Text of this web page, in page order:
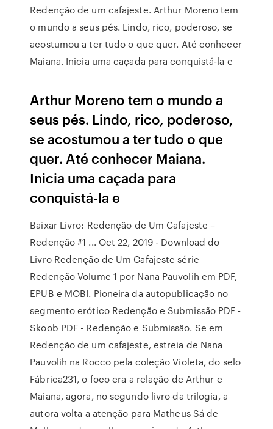
Redenção de um cafajeste. Arthur Moreno tem
o mundo a seus pés. Lindo, rico, poderoso, se
acostumou a ter tudo o que quer. Até conhecer
Maiana. Inicia uma caçada para conquistá-la e
Arthur Moreno tem o mundo a
seus pés. Lindo, rico, poderoso,
se acostumou a ter tudo o que
quer. Até conhecer Maiana.
Inicia uma caçada para
conquistá-la e
Baixar Livro: Redenção de Um Cafajeste –
Redenção #1 ... Oct 22, 2019 - Download do
Livro Redenção de Um Cafajeste série
Redenção Volume 1 por Nana Pauvolih em PDF,
EPUB e MOBI. Pioneira da autopublicação no
segmento erótico Redenção e Submissão PDF -
Skoob PDF - Redenção e Submissão. Se em
Redenção de um cafajeste, estreia de Nana
Pauvolih na Rocco pela coleção Violeta, do selo
Fábrica231, o foco era a relação de Arthur e
Maiana, agora, no segundo livro da trilogia, a
autora volta a atenção para Matheus Sá de